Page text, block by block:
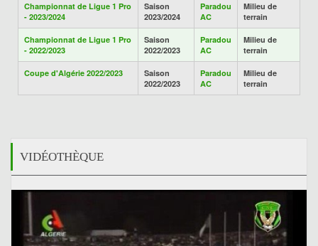
Championnat de Ligue 1 Pro
- 2023/2024
Saison
2023/2024
Paradou
AC
Milieu de
terrain
Championnat de Ligue 1 Pro
- 2022/2023
Saison
2022/2023
Paradou
AC
Milieu de
terrain
Coupe d'Algérie 2022/2023
Saison
2022/2023
Paradou
AC
Milieu de
terrain
VIDÉOTHÈQUE